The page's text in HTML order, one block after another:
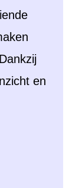
en